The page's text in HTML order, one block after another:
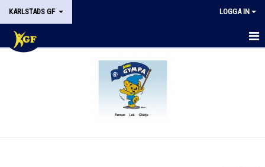
KARLSTADS GF LOGGA IN